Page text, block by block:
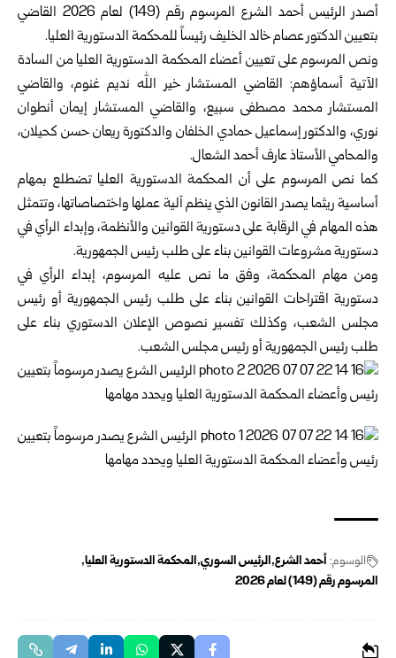
أصدر الرئيس أحمد الشرع
المرسوم رقم ‌‎(149) لعام 2026 القاضي
بتعيين ‏الدكتور عصام خالد الخليف رئيساً للمحكمة الدستورية العليا.‏
ونص المرسوم على تعيين أعضاء المحكمة الدستورية العليا من السادة
‏الآتية أسماؤهم: القاضي المستشار خير الله نديم غنوم، والقاضي
المستشار ‏محمد مصطفى سبيع، والقاضي المستشار إيمان أنطوان
نوري، والدكتور ‏إسماعيل حمادي الخلفان والدكتورة ريعان حسن كحيلان،
والمحامي الأستاذ ‏عارف أحمد الشعال.‏
كما نص المرسوم على أن المحكمة الدستورية العليا تضطلع بمهام
أساسية ريثما يصدر القانون الذي ينظم آلية عملها واختصاصاتها، وتتمثل
هذه المهام في الرقابة على دستورية القوانين والأنظمة، وإبداء الرأي في
دستورية مشروعات القوانين بناء على طلب رئيس الجمهورية.
ومن مهام المحكمة، وفق ما نص عليه المرسوم، إبداء الرأي في
دستورية اقتراحات القوانين بناء على طلب رئيس الجمهورية أو رئيس
مجلس الشعب، وكذلك تفسير نصوص الإعلان الدستوري بناء على
طلب رئيس الجمهورية أو رئيس مجلس الشعب.
الوسوم: أحمد الشرع الرئيس السوري المحكمة الدستورية العليا
المرسوم رقم ‌‎(149) لعام 2026